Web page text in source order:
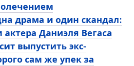
драма и один скандал:
Даниэля Вегаса
выпустить экс-
сам же упек за